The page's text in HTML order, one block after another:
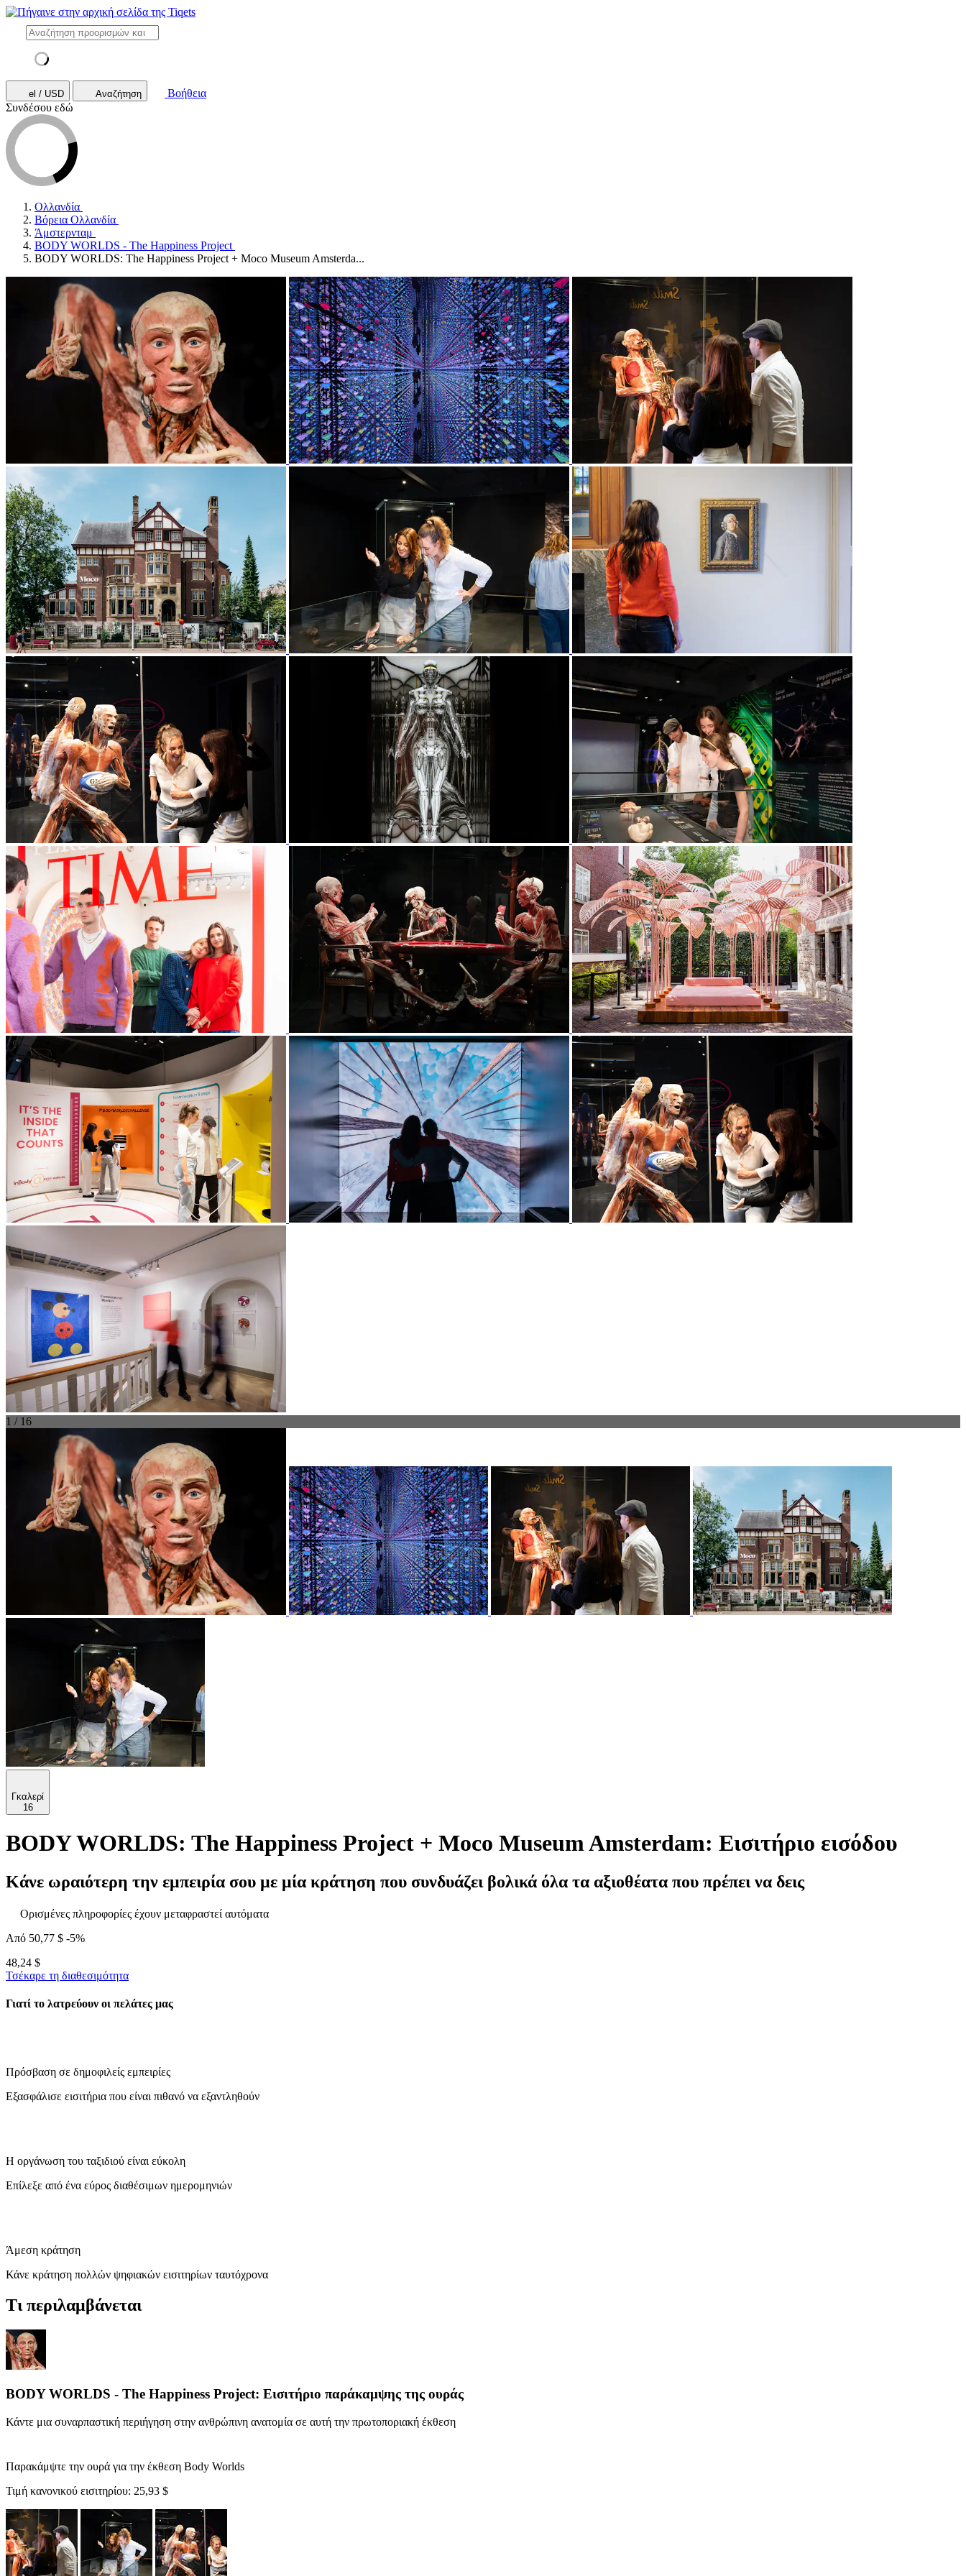
el / USD Αναζήτηση
Βοήθεια
Συνδέσου εδώ
Ολλανδία
Βόρεια Ολλανδία
Άμστερνταμ
BODY WORLDS - The Happiness Project
BODY WORLDS: The Happiness Project + Moco Museum Amsterda...
1 / 16
Γκαλερί
16
BODY WORLDS: The Happiness Project + Moco Museum Amsterdam: Εισιτήριο εισόδου
Κάνε ωραιότερη την εμπειρία σου με μία κράτηση που συνδυάζει βολικά όλα τα αξιοθέατα που πρέπει να δεις
Ορισμένες πληροφορίες έχουν μεταφραστεί αυτόματα
Από 50,77 $ -5%
48,24 $
Τσέκαρε τη διαθεσιμότητα
Γιατί το λατρεύουν οι πελάτες μας
Πρόσβαση σε δημοφιλείς εμπειρίες
Εξασφάλισε εισιτήρια που είναι πιθανό να εξαντληθούν
Η οργάνωση του ταξιδιού είναι εύκολη
Επίλεξε από ένα εύρος διαθέσιμων ημερομηνιών
Άμεση κράτηση
Κάνε κράτηση πολλών ψηφιακών εισιτηρίων ταυτόχρονα
Τι περιλαμβάνεται
BODY WORLDS - The Happiness Project: Εισιτήριο παράκαμψης της ουράς
Κάντε μια συναρπαστική περιήγηση στην ανθρώπινη ανατομία σε αυτή την πρωτοποριακή έκθεση
Παρακάμψτε την ουρά για την έκθεση Body Worlds
Τιμή κανονικού εισιτηρίου: 25,93 $